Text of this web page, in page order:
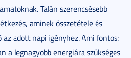
Talán szerencsésebb
aminek összetétele és
az adott napi igényhez. Ami fontos:
a legnagyobb energiára szükséges